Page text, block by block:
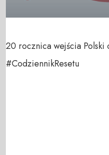
20 rocznica wejścia Polski
#CodziennikResetu